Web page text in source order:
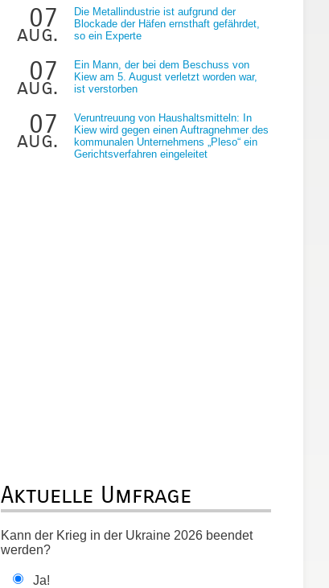
07
aug.
Die Metallindustrie ist aufgrund der
Blockade der Häfen ernsthaft gefährdet,
so ein Experte
07
aug.
Ein Mann, der bei dem Beschuss von
Kiew am 5. August verletzt worden war,
ist verstorben
07
aug.
Veruntreuung von Haushaltsmitteln: In
Kiew wird gegen einen Auftragnehmer des
kommunalen Unternehmens „Pleso“ ein
Gerichtsverfahren eingeleitet
Aktuelle Umfrage
Kann der Krieg in der Ukraine 2026 beendet
werden?
Ja!